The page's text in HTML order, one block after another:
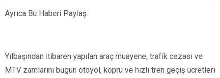
Ayrıca Bu Haberi Paylaş:
Yılbaşından itibaren yapılan araç muayene, trafik cezası ve
MTV zamlarını bugün otoyol, köprü ve hızlı tren geçiş ücretleri